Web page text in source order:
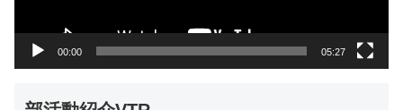
00:00 05:27